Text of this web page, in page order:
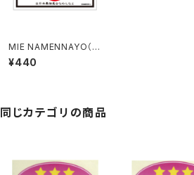
MIE NAMENNAYO（な
めねこ）ご当地ステッカ
ー B-5
¥440
同じカテゴリの商品